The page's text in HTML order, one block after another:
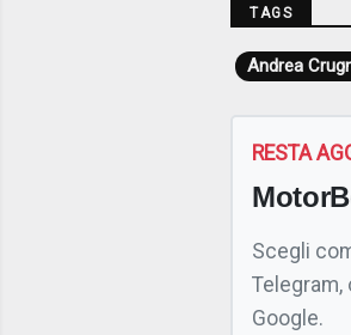
TAGS
Andrea
RESTA
Scegli
Google.